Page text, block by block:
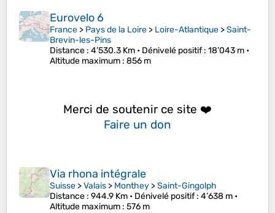
Eurovelo 6
France > Pays de la Loire > Loire-Atlantique >Saint-
Brevin-les-Pins
Distance : 4’530.3 Km • Dénivelé positif: 18’043 m •
Altitude maximum : 856 m
Merci de soutenir ce site ❤️
Faire un don
Via rhona intégrale
Suisse >Valais > Monthey >Saint-Gingolph
Distance : 944.9 Km • Dénivelé positif: 4’638 m •
Altitude maximum : 576 m